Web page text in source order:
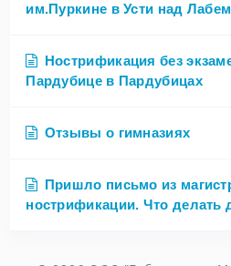
им.Пуркине в Усти над Лабем
Нострификация без
Пардубице в Пардубицах
Отзывы о гимназиях
Пришло письмо из
нострификации. Что делать